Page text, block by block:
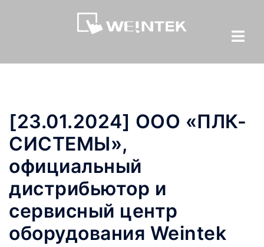
[23.01.2024] ООО «ПЛК-
СИСТЕМЫ»,
официальный
дистрибьютор и
сервисный центр
оборудования Weintek